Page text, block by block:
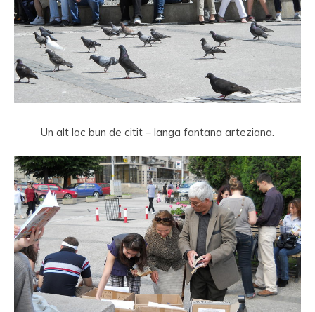
Un alt loc bun de citit – langa fantana arteziana.